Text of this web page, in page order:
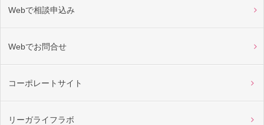
Webで相談申込み
Webでお問合せ
コーポレートサイト
リーガライフラボ